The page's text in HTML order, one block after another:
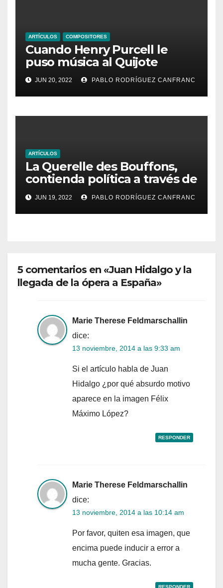
ARTÍCULOS COMPOSITORES
Cuando Henry Purcell le
puso música al Quijote
JUN 20, 2022 PABLO RODRÍGUEZ CANFRANC
ARTÍCULOS
La Querelle des Bouffons,
contienda política a través de
la ópera
JUN 19, 2022 PABLO RODRÍGUEZ CANFRANC
5 comentarios en «Juan Hidalgo y la
llegada de la ópera a España»
Marie Therese Feldmarschallin
dice:
13 noviembre, 2014 a las 9:33 am
Si el artículo habla de Juan
Hidalgo ¿por qué absurdo motivo
aparece en la imagen Félix
Máximo López?
RESPONDER
Marie Therese Feldmarschallin
dice:
13 noviembre, 2014 a las 10:14 am
Por favor, quiten esa imagen, que
encima puede inducir a error a
mucha gente. Gracias.
RESPONDER